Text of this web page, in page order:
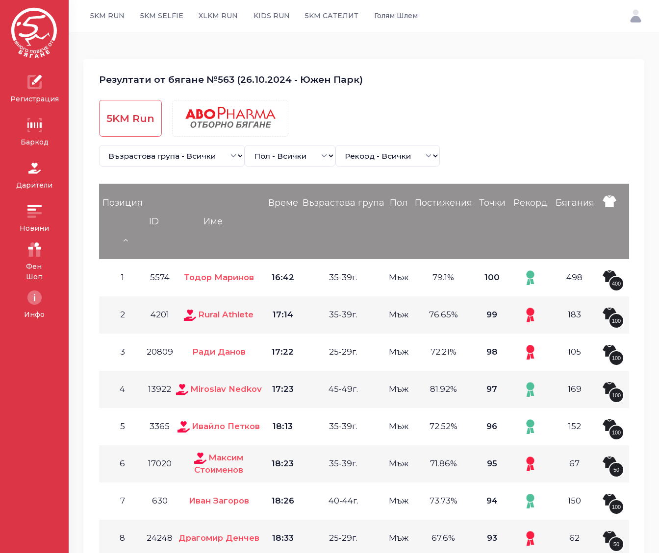
Регистрация
Баркод
Дарители
Новини
Фен
Шоп
Инфо
5KM RUN 5KM SELFIE XLKM RUN KIDS RUN 5KM САТЕЛИТ Голям Шлем
Резултати от бягане №563 (26.10.2024 - Южен Парк)
5KM Run
Позиция
ID
Име
Време Възрастова група Пол Постижения Точки Рекорд Бягания
1 5574 Тодор Маринов 16:42 35-39г. Мъж 79.1% 100 498
400
2 4201 Rural Athlete 17:14 35-39г. Мъж 76.65% 99 183
100
3 20809 Ради Данов 17:22 25-29г. Мъж 72.21% 98 105
100
4 13922 Miroslav Nedkov 17:23 45-49г. Мъж 81.92% 97 169
100
5 3365 Ивайло Петков 18:13 35-39г. Мъж 72.52% 96 152
100
6 17020
Максим
Стоименов
18:23 35-39г. Мъж 71.86% 95 67
50
7 630 Иван Загоров 18:26 40-44г. Мъж 73.73% 94 150
100
8 24248 Драгомир Денчев 18:33 25-29г. Мъж 67.6% 93 62
50